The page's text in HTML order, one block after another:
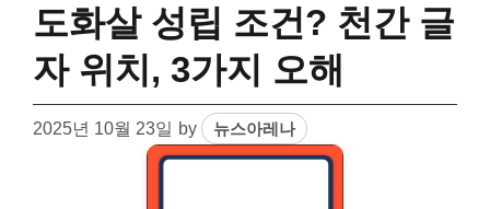
도화살 성립 조건? 천간 글
자 위치, 3가지 오해
2025년 10월 23일 by 뉴스아레나